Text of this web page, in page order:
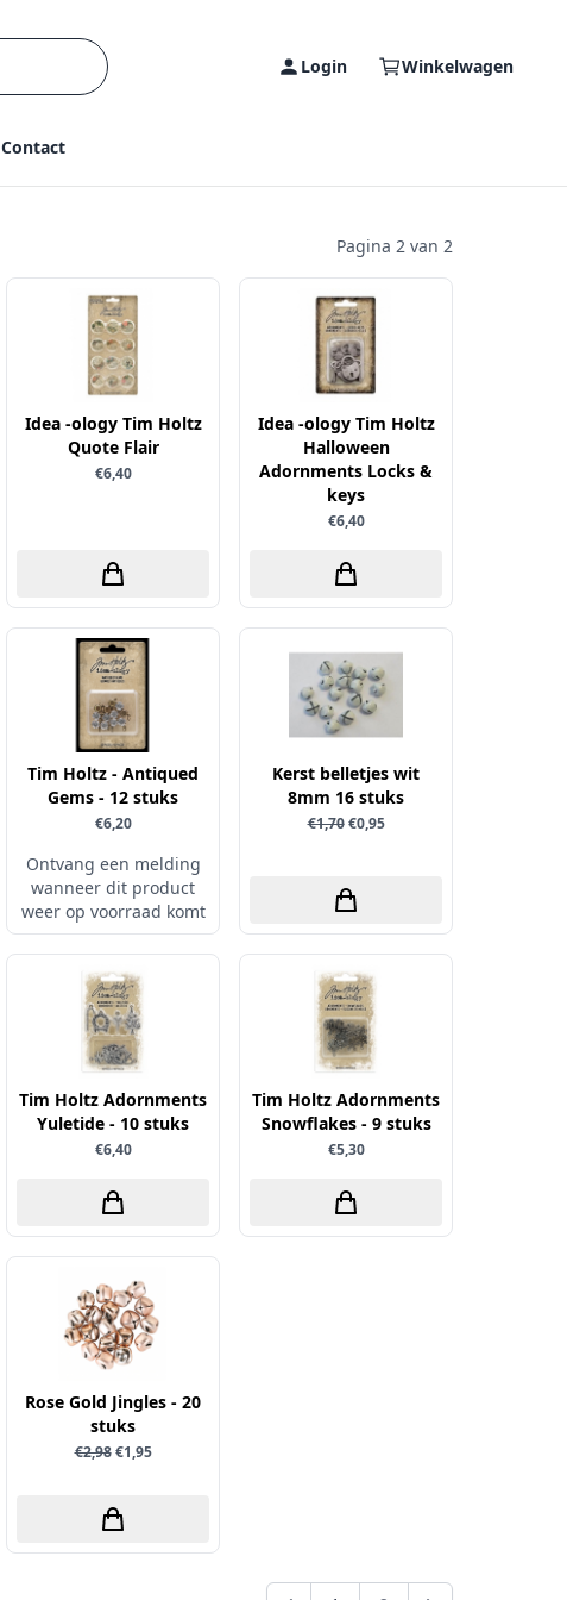
Login Winkelwagen
Contact
Pagina 2 van 2
Idea -ology Tim Holtz
Quote Flair
€6,40
Idea -ology Tim Holtz
Halloween
Adornments Locks &
keys
€6,40
Tim Holtz - Antiqued
Gems - 12 stuks
€6,20
Ontvang een melding
wanneer dit product
weer op voorraad komt
Kerst belletjes wit
8mm 16 stuks
€1,70€0,95
Tim Holtz Adornments
Yuletide - 10 stuks
€6,40
Tim Holtz Adornments
Snowflakes - 9 stuks
€5,30
Rose Gold Jingles - 20
stuks
€2,98€1,95